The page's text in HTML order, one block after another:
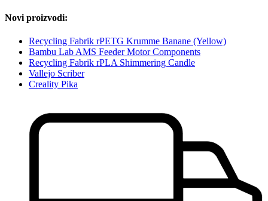
Novi proizvodi:
Recycling Fabrik rPETG Krumme Banane (Yellow)
Bambu Lab AMS Feeder Motor Components
Recycling Fabrik rPLA Shimmering Candle
Vallejo Scriber
Creality Pika